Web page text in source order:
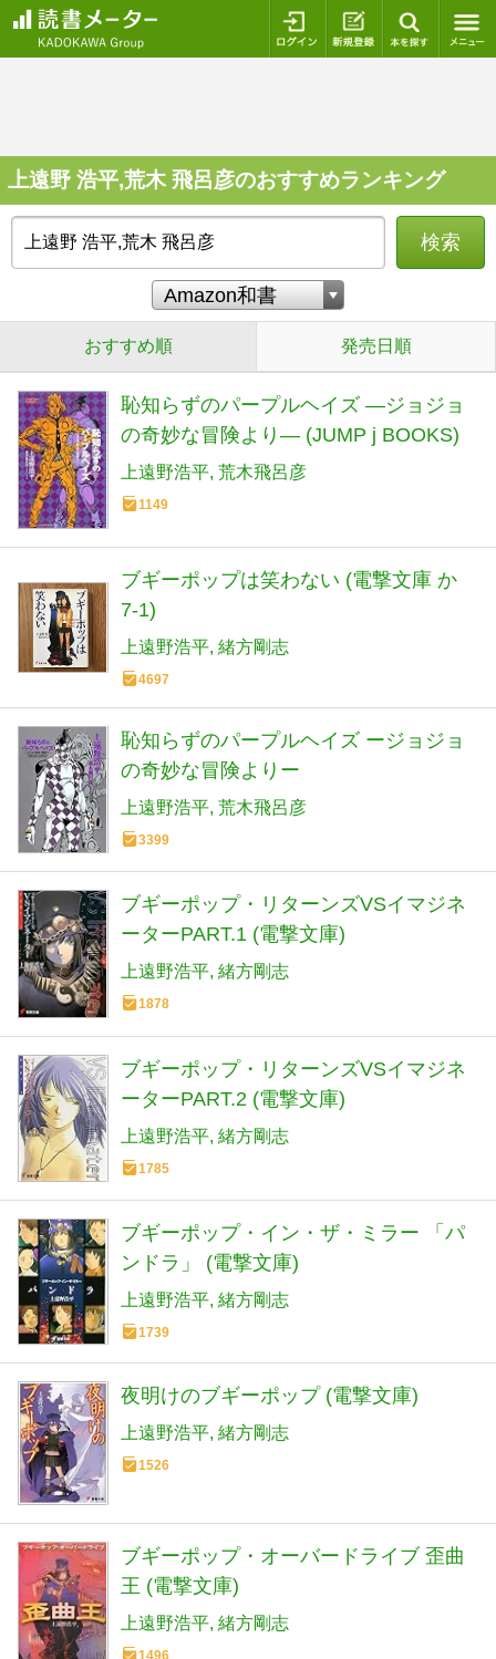
ログイン 新規登録
上遠野 浩平,荒木 飛呂彦のおすすめランキング
検索
おすすめ順 発売日順
恥知らずのパープルヘイズ ―ジョジョ
の奇妙な冒険より― (JUMP j BOOKS)
上遠野浩平 荒木飛呂彦
1149
ブギーポップは笑わない (電撃文庫 か
7-1)
上遠野浩平 緒方剛志
4697
恥知らずのパープルヘイズ ージョジョ
の奇妙な冒険よりー
上遠野浩平 荒木飛呂彦
3399
ブギーポップ・リターンズVSイマジネ
ーターPART.1 (電撃文庫)
上遠野浩平 緒方剛志
1878
ブギーポップ・リターンズVSイマジネ
ーターPART.2 (電撃文庫)
上遠野浩平 緒方剛志
1785
ブギーポップ・イン・ザ・ミラー 「パ
ンドラ」 (電撃文庫)
上遠野浩平 緒方剛志
1739
夜明けのブギーポップ (電撃文庫)
上遠野浩平 緒方剛志
1526
ブギーポップ・オーバードライブ 歪曲
王 (電撃文庫)
上遠野浩平 緒方剛志
1496